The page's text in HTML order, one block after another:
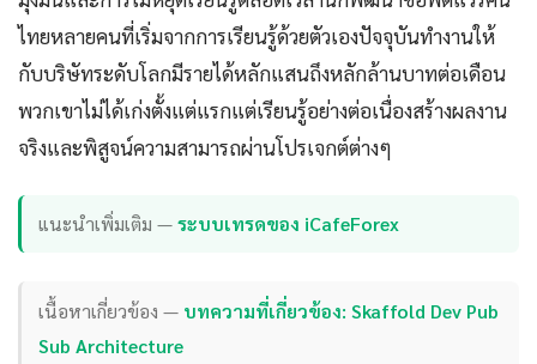
ไทยหลายคนที่เริ่มจากการเรียนรู้ด้วยตัวเองปัจจุบันทำงานให้
กับบริษัทระดับโลกมีรายได้หลักแสนถึงหลักล้านบาทต่อเดือน
พวกเขาไม่ได้เก่งตั้งแต่แรกแต่เรียนรู้อย่างต่อเนื่องสร้างผลงาน
จริงและพิสูจน์ความสามารถผ่านโปรเจกต์ต่างๆ
แนะนำเพิ่มเติม —ระบบเทรดของ iCafeForex
เนื้อหาเกี่ยวข้อง — บทความที่เกี่ยวข้อง: Skaffold Dev Pub
Sub Architecture